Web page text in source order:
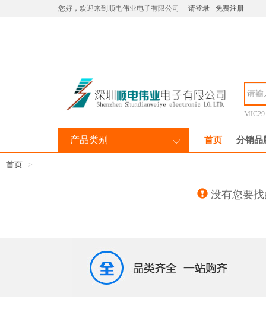
您好，欢迎来到顺电伟业电子有限公司 请登录 免费注册
产品类别 首页 分销品
首页
没有您要找